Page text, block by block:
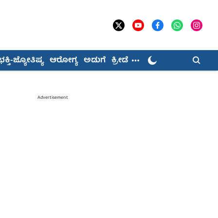
ಜ್ಯೋತಿಷ್ಯ ಆರೋಗ್ಯ ಅಡುಗೆ ಕ್ರೀಡೆ
Advertisement